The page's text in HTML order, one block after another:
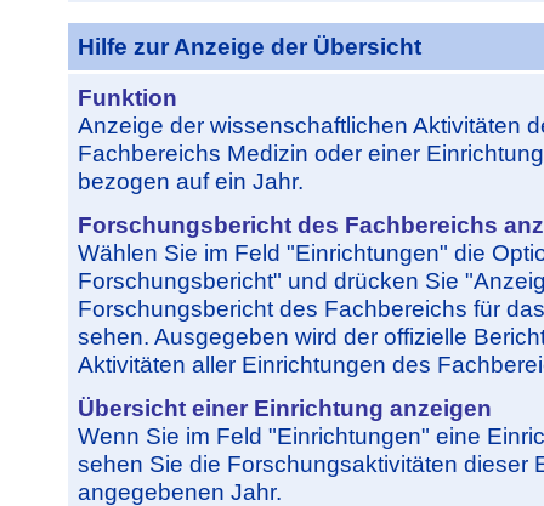
Hilfe zur Anzeige der Übersicht
Funktion
Anzeige der wissenschaftlichen Aktivitäten
Fachbereichs Medizin oder einer
bezogen auf ein Jahr.
Forschungsbericht des Fachbereichs
Wählen Sie im Feld "Einrichtungen" die
Forschungsbericht" und drücken Sie
Forschungsbericht des Fachbereichs für
sehen. Ausgegeben wird der offizielle
Aktivitäten aller Einrichtungen des
Übersicht einer Einrichtung anzeigen
Wenn Sie im Feld "Einrichtungen" eine
sehen Sie die Forschungsaktivitäten dieser
angegebenen Jahr.